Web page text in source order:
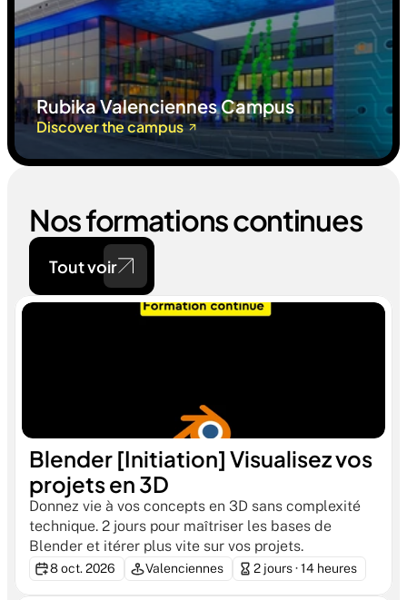
Rubika Valenciennes Campus
Discover the campus
Nos formations continues
Tout voir
Blender [Initiation] Visualisez vos
projets en 3D
Donnez vie à vos concepts en 3D sans complexité
technique. 2 jours pour maîtriser les bases de
Blender et itérer plus vite sur vos projets.
8 oct. 2026 Valenciennes 2 jours · 14 heures